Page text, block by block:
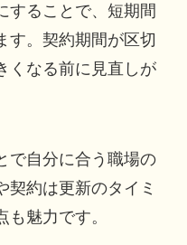
することで、短期間
す。契約期間が区切
くなる前に見直しが
で自分に合う職場の
契約は更新のタイミ
魅力です。